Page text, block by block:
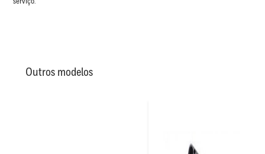
Outros modelos